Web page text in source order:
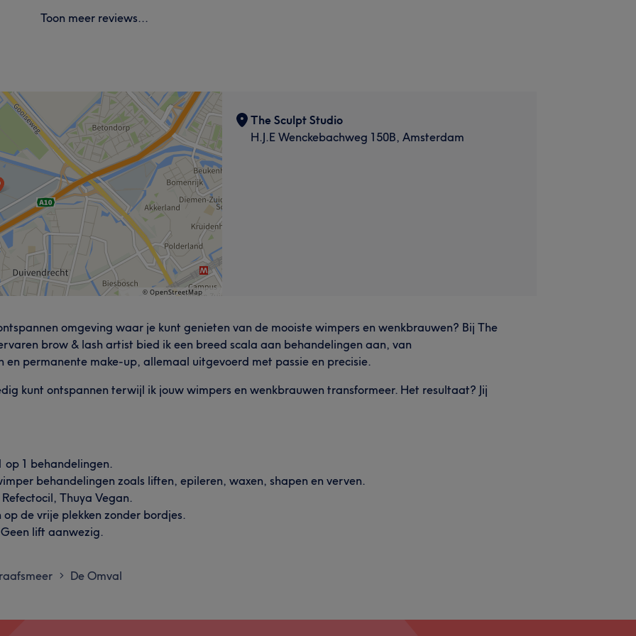
Toon meer reviews...
The Sculpt Studio
H.J.E Wenckebachweg 150B, Amsterdam
omgeving waar je kunt genieten van de mooiste wimpers en wenkbrauwen? Bij The
brow & lash artist bied ik een breed scala aan behandelingen aan, van
permanente make-up, allemaal uitgevoerd met passie en precisie.
kunt ontspannen terwijl ik jouw wimpers en wenkbrauwen transformeer. Het resultaat? Jij
op 1 behandelingen.
behandelingen zoals liften, epileren, waxen, shapen en verven.
Thuya Vegan.
op de vrije plekken zonder bordjes.
lift aanwezig.
> De Omval